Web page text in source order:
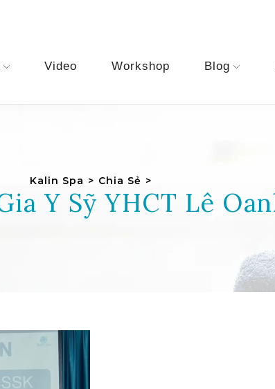
Video Workshop Blog
Kalin Spa > Chia Sẻ >
Y Sỹ YHCT Lê